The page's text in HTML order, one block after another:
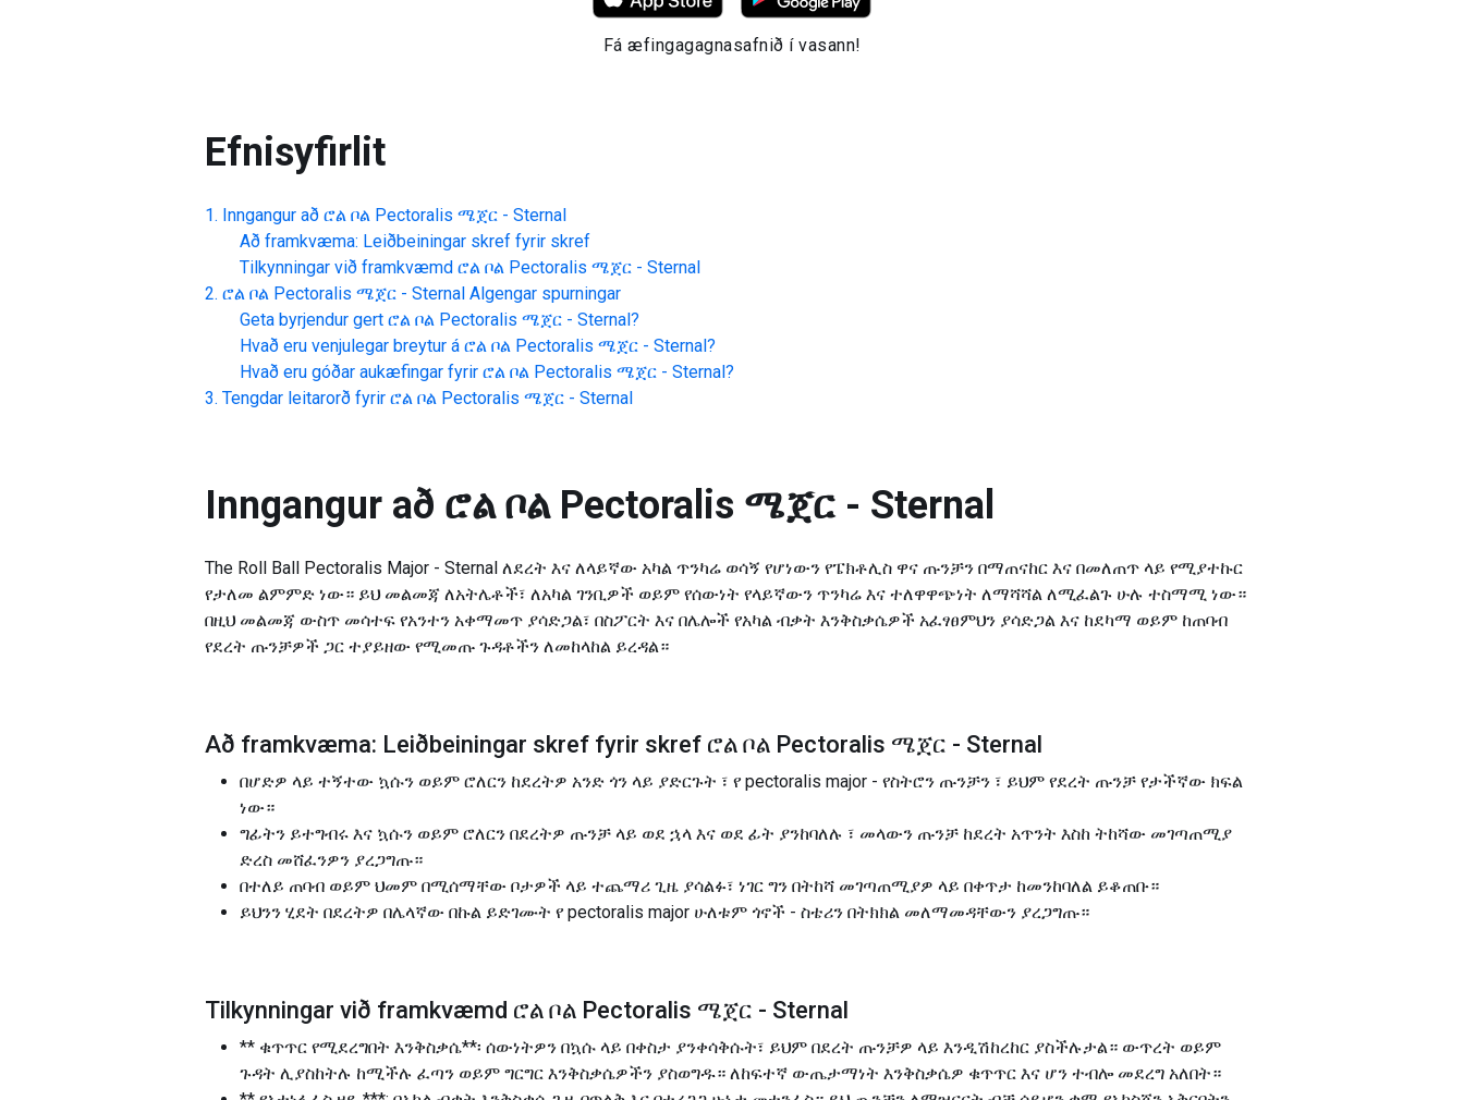
Fá æfingagagnasafnið í vasann!
Efnisyfirlit
Inngangur að ሮል ቦል Pectoralis ሜጀር - Sternal
Að framkvæma: Leiðbeiningar skref fyrir skref
Tilkynningar við framkvæmd ሮል ቦል Pectoralis ሜጀር - Sternal
ሮል ቦል Pectoralis ሜጀር - Sternal Algengar spurningar
Geta byrjendur gert ሮል ቦል Pectoralis ሜጀር - Sternal?
Hvað eru venjulegar breytur á ሮል ቦል Pectoralis ሜጀር - Sternal?
Hvað eru góðar aukæfingar fyrir ሮል ቦል Pectoralis ሜጀር - Sternal?
Tengdar leitarorð fyrir ሮል ቦል Pectoralis ሜጀር - Sternal
Inngangur að ሮል ቦል Pectoralis ሜጀር - Sternal
The Roll Ball Pectoralis Major - Sternal ለደረት እና ለላይኛው አካል ጥንካሬ ወሳኝ የሆነውን የፔክቶሊስ ዋና ጡንቻን በማጠናከር እና በመለጠጥ ላይ የሚያተኩር
የታለመ ልምምድ ነው። ይህ መልመጃ ለአትሌቶች፣ ለአካል ገንቢዎች ወይም የሰውነት የላይኛውን ጥንካሬ እና ተለዋዋጭነት ለማሻሻል ለሚፈልጉ ሁሉ ተስማሚ ነው።
በዚህ መልመጃ ውስጥ መሳተፍ የአንተን አቀማመጥ ያሳድጋል፣ በስፖርት እና በሌሎች የአካል ብቃት እንቅስቃሴዎች አፈፃፀምህን ያሳድጋል እና ከደካማ ወይም ከጠባብ
የደረት ጡንቻዎች ጋር ተያይዘው የሚመጡ ጉዳቶችን ለመከላከል ይረዳል።
Að framkvæma: Leiðbeiningar skref fyrir skref ሮል ቦል Pectoralis ሜጀር - Sternal
በሆድዎ ላይ ተኝተው ኳሱን ወይም ሮለርን ከደረትዎ አንድ ጎን ላይ ያድርጉት ፣ የ pectoralis major - የስትሮን ጡንቻን ፣ ይህም የደረት ጡንቻ የታችኛው ክፍል
ነው።
ግፊትን ይተግብሩ እና ኳሱን ወይም ሮለርን በደረትዎ ጡንቻ ላይ ወደ ኋላ እና ወደ ፊት ያንከባለሉ ፣ መላውን ጡንቻ ከደረት አጥንት እስከ ትከሻው መገጣጠሚያ
ድረስ መሸፈንዎን ያረጋግጡ።
በተለይ ጠባብ ወይም ህመም በሚሰማቸው ቦታዎች ላይ ተጨማሪ ጊዜ ያሳልፉ፣ ነገር ግን በትከሻ መገጣጠሚያዎ ላይ በቀጥታ ከመንከባለል ይቆጠቡ።
ይህንን ሂደት በደረትዎ በሌላኛው በኩል ይድገሙት የ pectoralis major ሁለቱም ጎኖች - ስቴሪን በትክክል መለማመዳቸውን ያረጋግጡ።
Tilkynningar við framkvæmd ሮል ቦል Pectoralis ሜጀር - Sternal
** ቁጥጥር የሚደረግበት እንቅስቃሴ**፡ ሰውነትዎን በኳሱ ላይ በቀስታ ያንቀሳቅሱት፣ ይህም በደረት ጡንቻዎ ላይ እንዲሽከረከር ያስችሉታል። ውጥረት ወይም
ጉዳት ሊያስከትሉ ከሚችሉ ፈጣን ወይም ግርግር እንቅስቃሴዎችን ያስወግዱ። ለከፍተኛ ውጤታማነት እንቅስቃሴዎ ቁጥጥር እና ሆን ተብሎ መደረግ አለበት።